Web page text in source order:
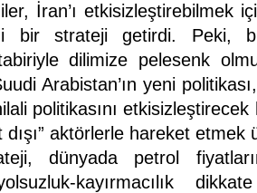
İran’ı etkisizleştirebilmek
bir strateji getirdi. Peki,
dilimize pelesenk
Arabistan’ın yeni
politikasını
dışı” aktörlerle hareket etmek
dünyada petrol
kayırmacılık